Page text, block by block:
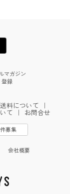
マガジン
登録
送料について ｜
て ｜ お問合せ
募集
会社概要